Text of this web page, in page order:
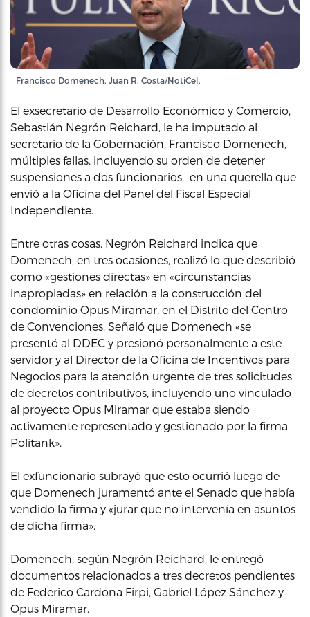
Francisco Domenech. Juan R. Costa/NotiCel.
El exsecretario de Desarrollo Económico y Comercio,
Sebastián Negrón Reichard, le ha imputado al
secretario de la Gobernación, Francisco Domenech,
múltiples fallas, incluyendo su orden de detener
suspensiones a dos funcionarios, en una querella que
envió a la Oficina del Panel del Fiscal Especial
Independiente.
Entre otras cosas, Negrón Reichard indica que
Domenech, en tres ocasiones, realizó lo que describió
como «gestiones directas» en «circunstancias
inapropiadas» en relación a la construcción del
condominio Opus Miramar, en el Distrito del Centro
de Convenciones. Señaló que Domenech «se
presentó al DDEC y presionó personalmente a este
servidor y al Director de la Oficina de Incentivos para
Negocios para la atención urgente de tres solicitudes
de decretos contributivos, incluyendo uno vinculado
al proyecto Opus Miramar que estaba siendo
activamente representado y gestionado por la firma
Politank».
El exfuncionario subrayó que esto ocurrió luego de
que Domenech juramentó ante el Senado que había
vendido la firma y «jurar que no intervenía en asuntos
de dicha firma».
Domenech, según Negrón Reichard, le entregó
documentos relacionados a tres decretos pendientes
de Federico Cardona Firpi, Gabriel López Sánchez y
Opus Miramar.